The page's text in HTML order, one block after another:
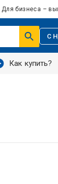
Для бизнеса –
С
Как купить?